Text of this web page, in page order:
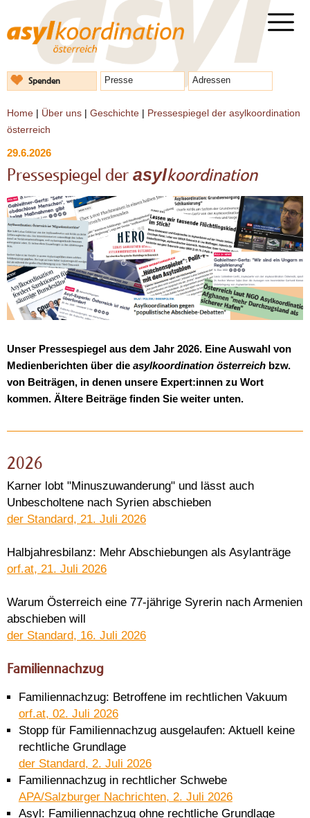
Spenden Presse Adressen
Home | Über uns | Geschichte | Pressespiegel der asylkoordination
österreich
29.6.2026
Pressespiegel der asylkoordination
Unser Pressespiegel aus dem Jahr 2026. Eine Auswahl von
Medienberichten über die asylkoordination österreich bzw.
von Beiträgen, in denen unsere Expert:innen zu Wort
kommen. Ältere Beiträge finden Sie weiter unten.
2026
Karner lobt "Minuszuwanderung" und lässt auch
Unbescholtene nach Syrien abschieben
der Standard, 21. Juli 2026
Halbjahresbilanz: Mehr Abschiebungen als Asylanträge
orf.at, 21. Juli 2026
Warum Österreich eine 77-jährige Syrerin nach Armenien
abschieben will
der Standard, 16. Juli 2026
Familiennachzug
Familiennachzug: Betroffene im rechtlichen Vakuum
orf.at, 02. Juli 2026
Stopp für Familiennachzug ausgelaufen: Aktuell keine
rechtliche Grundlage
der Standard, 2. Juli 2026
Familiennachzug in rechtlicher Schwebe
APA/Salzburger Nachrichten, 2. Juli 2026
Asyl: Familiennachzug ohne rechtliche Grundlage